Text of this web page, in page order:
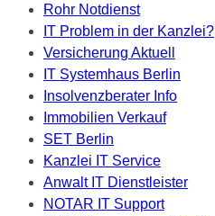
Rohr Notdienst
IT Problem in der Kanzlei?
Versicherung Aktuell
IT Systemhaus Berlin
Insolvenzberater Info
Immobilien Verkauf
SET Berlin
Kanzlei IT Service
Anwalt IT Dienstleister
NOTAR IT Support